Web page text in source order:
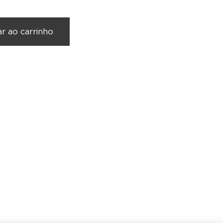
ao carrinho